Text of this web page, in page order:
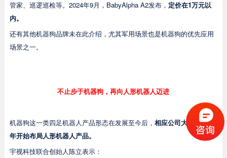
管家、巡逻巡检等。2024年9月，BabyAlpha A2发布， 定价在1万元以
内。
还有其他机器狗品牌未在此介绍，尤其军用场景也是机器狗的优先应用
场景之一。
不止步于机器狗，再向人形机器人迈进
机器狗这一类四足机器人产品形态在发展至今后， 相应公司大多从2023
年开始布局人形机器人产品。
宇视科技联合创始人陈立表示：